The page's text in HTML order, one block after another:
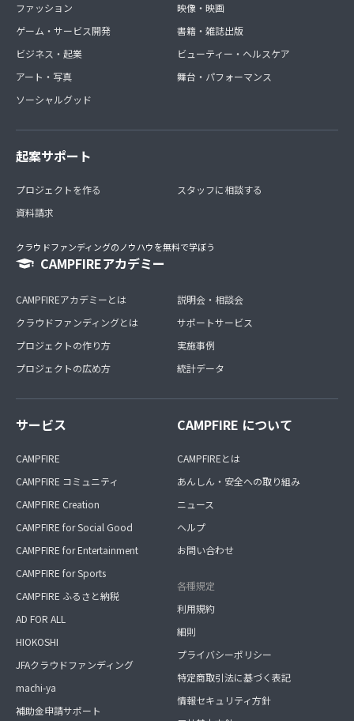
ファッション
ゲーム・サービス開発
ビジネス・起業
アート・写真
ソーシャルグッド
映像・映画
書籍・雑誌出版
ビューティー・ヘルスケア
舞台・パフォーマンス
起案サポート
プロジェクトを作る
資料請求
スタッフに相談する
クラウドファンディングのノウハウを無料で学ぼう
CAMPFIREアカデミー
CAMPFIREアカデミーとは
クラウドファンディングとは
プロジェクトの作り方
プロジェクトの広め方
説明会・相談会
サポートサービス
実施事例
統計データ
サービス
CAMPFIRE
CAMPFIRE コミュニティ
CAMPFIRE Creation
CAMPFIRE for Social Good
CAMPFIRE for Entertainment
CAMPFIRE for Sports
CAMPFIRE ふるさと納税
AD FOR ALL
HIOKOSHI
JFAクラウドファンディング
machi-ya
補助金申請サポート
CAMPFIRE について
CAMPFIREとは
あんしん・安全への取り組み
ニュース
ヘルプ
お問い合わせ
各種規定
利用規約
細則
プライバシーポリシー
特定商取引法に基づく表記
情報セキュリティ方針